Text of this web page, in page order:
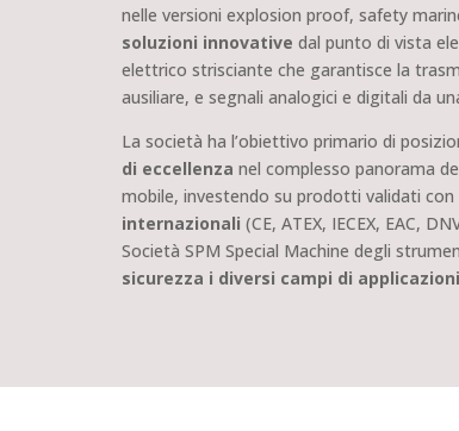
nelle versioni explosion proof, safety
soluzioni innovative dal punto di vista
elettrico strisciante che garantisce la
ausiliare, e segnali analogici e digitali da
La società ha l’obiettivo primario di
di eccellenza nel complesso panorama
mobile, investendo su prodotti validati con
internazionali (CE, ATEX, IECEX, EAC,
Società SPM Special Machine degli
sicurezza i diversi campi di